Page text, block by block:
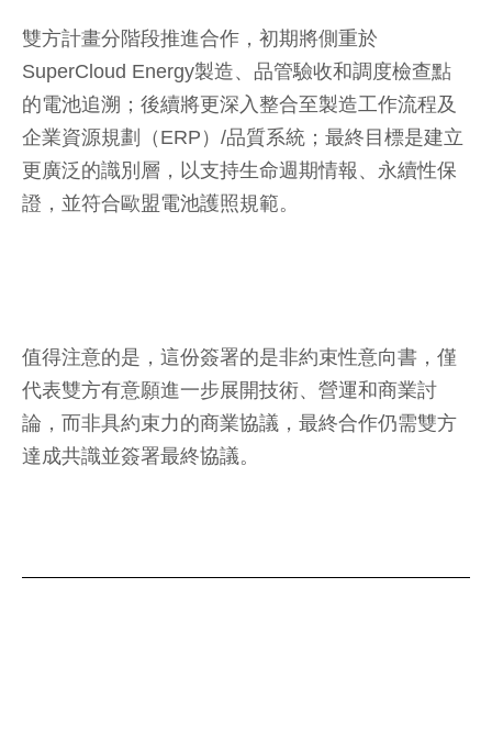
雙方計畫分階段推進合作，初期將側重於
SuperCloud Energy製造、品管驗收和調度檢查點
的電池追溯；後續將更深入整合至製造工作流程及
企業資源規劃（ERP）/品質系統；最終目標是建立
更廣泛的識別層，以支持生命週期情報、永續性保
證，並符合歐盟電池護照規範。
值得注意的是，這份簽署的是非約束性意向書，僅
代表雙方有意願進一步展開技術、營運和商業討
論，而非具約束力的商業協議，最終合作仍需雙方
達成共識並簽署最終協議。